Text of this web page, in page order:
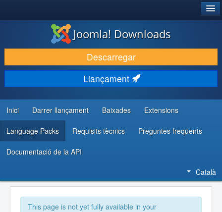
DESCARREGA & AMPLIA
DESCOBRIR & APRENDRE
COMUNITAT & SUPORT
RECURSOS PER DESENVOLUPADORS/ES
Joomla! Downloads
Descarregar
Llançament
Inici Darrer llançament Baixades Extensions
Language Packs Requisits tècnics Preguntes freqüents
Documentació de la API
Català
This page is not yet fully available in your